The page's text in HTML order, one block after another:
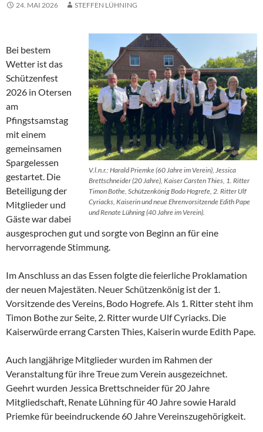
24. MAI 2026 STEFFEN LÜHNING
V.l.n.r.: Harald Priemke (60 Jahre im Verein), Jessica
Brettschneider (20 Jahre), Kaiser Carsten Thies, 1. Ritter
Timon Bothe, Schützenkönig Bodo Hogrefe, 2. Ritter Ulf
Cyriacks, Kaiserin und neue Ehrenvorsitzende Edith Pape
und Renate Lühning (40 Jahre im Verein).
Bei bestem
Wetter ist das
Schützenfest
2026 in Otersen
am
Pfingstsamstag
mit einem
gemeinsamen
Spargelessen
gestartet. Die
Beteiligung der
Mitglieder und
Gäste war dabei
ausgesprochen gut und sorgte von Beginn an für eine
hervorragende Stimmung.
Im Anschluss an das Essen folgte die feierliche Proklamation
der neuen Majestäten. Neuer Schützenkönig ist der 1.
Vorsitzende des Vereins, Bodo Hogrefe. Als 1. Ritter steht ihm
Timon Bothe zur Seite, 2. Ritter wurde Ulf Cyriacks. Die
Kaiserwürde errang Carsten Thies, Kaiserin wurde Edith Pape.
Auch langjährige Mitglieder wurden im Rahmen der
Veranstaltung für ihre Treue zum Verein ausgezeichnet.
Geehrt wurden Jessica Brettschneider für 20 Jahre
Mitgliedschaft, Renate Lühning für 40 Jahre sowie Harald
Priemke für beeindruckende 60 Jahre Vereinszugehörigkeit.